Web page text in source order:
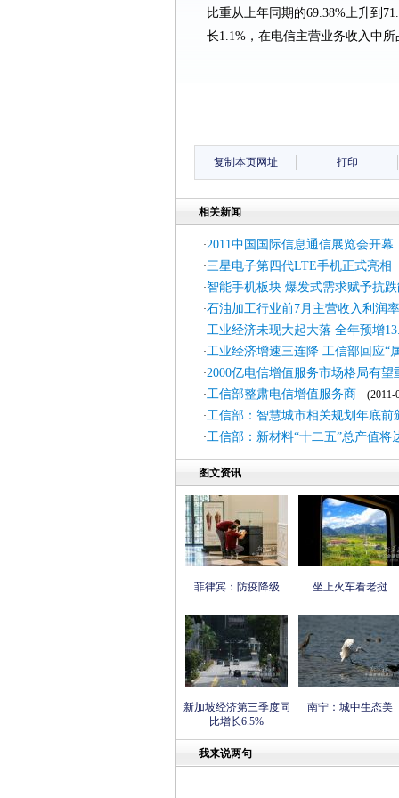
比重从上年同期的69.38%上升到
长1.1%，在电信主营业务收入中
复制本页网址 打印
相关新闻
·2011中国国际信息通信展览会开
·三星电子第四代LTE手机正式亮相
·智能手机板块 爆发式需求赋予抗
·石油加工行业前7月主营收入利润
·工业经济未现大起大落 全年预增
·工业经济增速三连降 工信部回应“
·2000亿电信增值服务市场格局有望
·工信部整肃电信增值服务商 (2011-
·工信部：智慧城市相关规划年底前
·工信部：新材料“十二五”总产值将
图文资讯
菲律宾：防疫降级 坐上火车看老挝
新加坡经济第三季度同
比增长6.5%
南宁：城中生态美
我来说两句